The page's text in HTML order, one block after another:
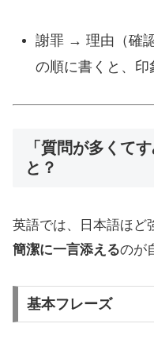
謝罪 → 理由（確
の順に書くと、印
「質問が多くて
と？
英語では、日本語ほど
簡潔に一言添えるのが
基本フレーズ